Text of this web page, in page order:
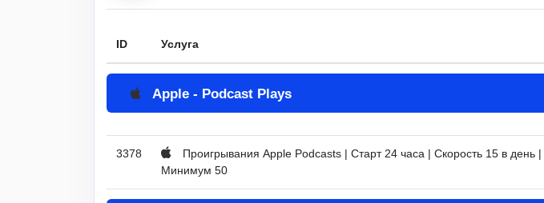
ID Услуга
Apple - Podcast Plays
3378
Проигрывания Apple Podcasts | Старт 24 часа | Скорость 15 в день |
Минимум 50